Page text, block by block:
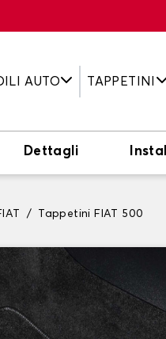
AUTO TAPPETINI
Dettagli
Tappetini FIAT 500